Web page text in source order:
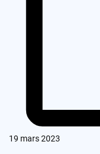
19 mars 2023